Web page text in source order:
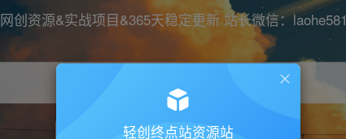
网创资源&实战项目&365天稳定更新 站长微信：laohe581
引流 短视频 剪辑
轻创终点站资源站